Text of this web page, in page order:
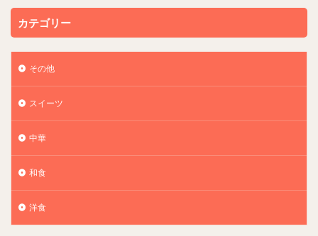
カテゴリー
その他
スイーツ
中華
和食
洋食